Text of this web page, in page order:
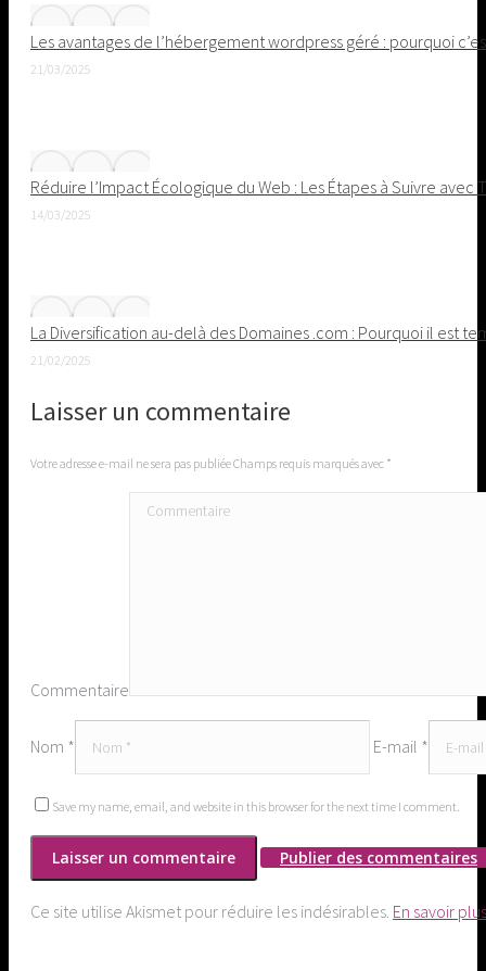
Les avantages de l’hébergement wordpress géré : pourquoi
21/03/2025
Réduire l’Impact Écologique du Web : Les Étapes à Suivre avec
14/03/2025
La Diversification au-delà des Domaines .com : Pourquoi il est
21/02/2025
Laisser un commentaire
Votre adresse e-mail ne sera pas publiée Champs requis marqués avec *
Commentaire
Nom * E-mail *
Save my name, email, and website in this browser for the next time I comment.
Publier des commentaires
Ce site utilise Akismet pour réduire les indésirables. En savoir